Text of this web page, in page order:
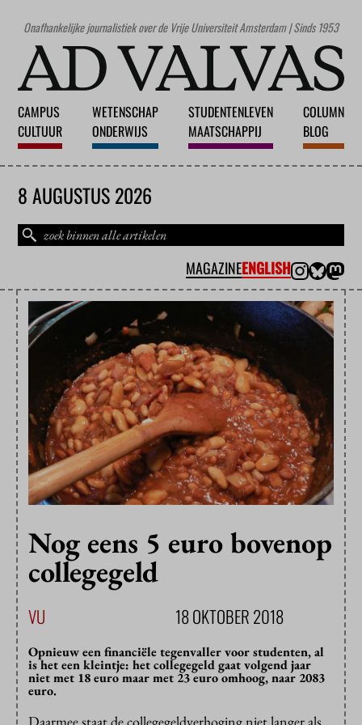
Onafhankelijke journalistiek over de Vrije Universiteit Amsterdam | Sinds 1953
CAMPUS
CULTUUR
WETENSCHAP
ONDERWIJS
STUDENTENLEVEN
MAATSCHAPPIJ
COLUMN
BLOG
8 AUGUSTUS 2026
MAGAZINEENGLISH
Nog eens 5 euro bovenop
collegegeld
VU 18 OKTOBER 2018
Opnieuw een financiële tegenvaller voor studenten, al
is het een kleintje: het collegegeld gaat volgend jaar
niet met 18 euro maar met 23 euro omhoog, naar 2083
euro.